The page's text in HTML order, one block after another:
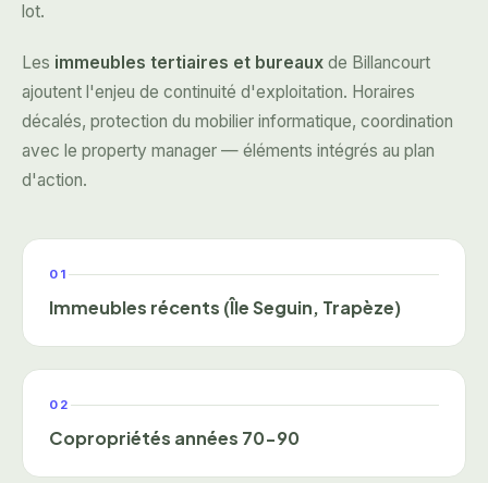
lot.
Les immeubles tertiaires et bureaux de Billancourt
ajoutent l'enjeu de continuité d'exploitation. Horaires
décalés, protection du mobilier informatique, coordination
avec le property manager — éléments intégrés au plan
d'action.
01
Immeubles récents (Île Seguin, Trapèze)
02
Copropriétés années 70-90